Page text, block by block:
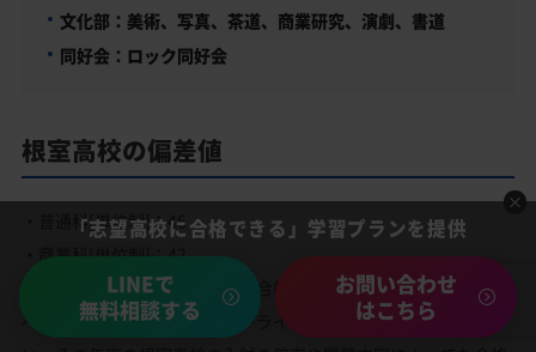
文化部：美術、写真、茶道、商業研究、演劇、書道
同好会：ロック同好会
根室高校の偏差値
・普通科[単位制]：46
・商業科[単位制]：42
偏差値は入学試験で根室高校に合格するにはどのくらいの学力レ
ベルが必要かといったボーダーラインの目安としてお考えくださ
「志望高校に合格できる」学習プランを提供
LINEで
無料相談する
お問い合わせ
はこちら